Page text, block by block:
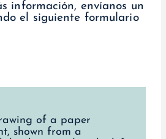
información, envíanos un
el siguiente formulario